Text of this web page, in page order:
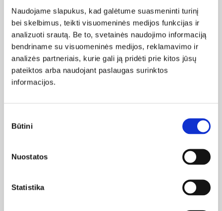
Naudojame slapukus, kad galėtume suasmeninti turinį
bei skelbimus, teikti visuomeninės medijos funkcijas ir
analizuoti srautą. Be to, svetainės naudojimo informaciją
bendriname su visuomeninės medijos, reklamavimo ir
analizės partneriais, kurie gali ją pridėti prie kitos jūsų
pateiktos arba naudojant paslaugas surinktos
informacijos.
pasirinkimas
Būtini
Nuostatos
Statistika
VIP Baldai
UAB DEINAVA
Pramonės pr. 14, Žalioji galerija 4 salė, Kaunas
+370 684 77332
kaunas@vipbaldai.com
„VIP baldai“ baldų salonas
Rekvizitai